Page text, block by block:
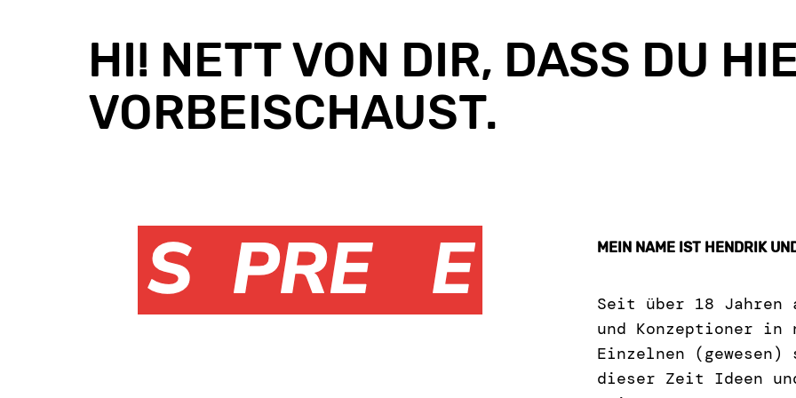
HI! NETT VON DIR, DASS DU
ORBEISCHAUST.
MEIN NAME IST HENDRIK
Seit über 18
und Konzeptioner in
Einzelnen
dieser Zeit Ideen